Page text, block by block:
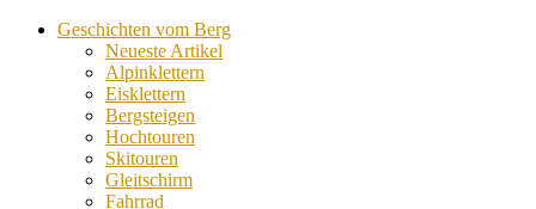
Geschichten vom Berg
Neueste Artikel
Alpinklettern
Eisklettern
Bergsteigen
Hochtouren
Skitouren
Gleitschirm
Fahrrad